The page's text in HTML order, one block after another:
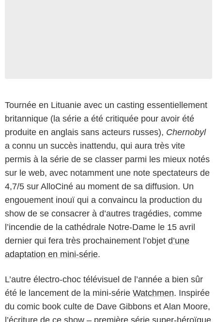
Tournée en Lituanie avec un casting essentiellement
britannique (la série a été critiquée pour avoir été
produite en anglais sans acteurs russes), Chernobyl
a connu un succès inattendu, qui aura très vite
permis à la série de se classer parmi les mieux notés
sur le web, avec notamment une note spectateurs de
4,7/5 sur AlloCiné au moment de sa diffusion. Un
engouement inouï qui a convaincu la production du
show de se consacrer à d’autres tragédies, comme
l’incendie de la cathédrale Notre-Dame le 15 avril
dernier qui fera très prochainement l’objet d’une
adaptation en mini-série.
L’autre électro-choc télévisuel de l’année a bien sûr
été le lancement de la mini-série Watchmen. Inspirée
du comic book culte de Dave Gibbons et Alan Moore,
l’écriture de ce show – première série super-héroïque